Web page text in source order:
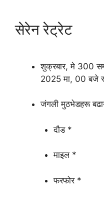
सेरेन रेट्रेट
शुक्रबार, मे 300
2025 मा, 00 बजे
जंगली मुठभेडहरू
दौड *
माइल *
फरफोर *